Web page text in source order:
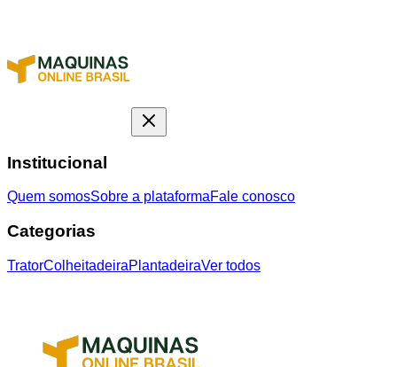
Institucional
Quem somosSobre a plataformaFale conosco
Categorias
TratorColheitadeiraPlantadeiraVer todos